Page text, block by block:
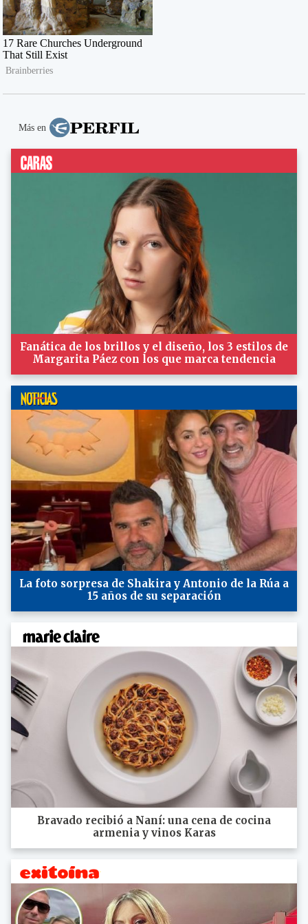
Más en
Fanática de los brillos y el diseño, los 3 estilos de
Margarita Páez con los que marca tendencia
La foto sorpresa de Shakira y Antonio de la Rúa a
15 años de su separación
Bravado recibió a Naní: una cena de cocina
armenia y vinos Karas